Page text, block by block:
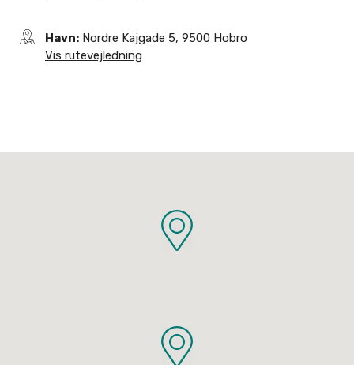
Havn: Nordre Kajgade 5, 9500 Hobro
Vis rutevejledning